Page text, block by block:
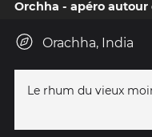
Orchha - apéro autour
Orachha, India
Le rhum du vieux